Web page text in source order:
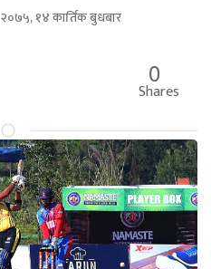
२०७५, १४ कार्तिक बुधबार
0
Shares